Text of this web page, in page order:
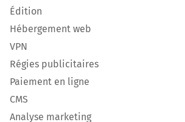
Édition
Hébergement web
VPN
Régies publicitaires
Paiement en ligne
CMS
Analyse marketing